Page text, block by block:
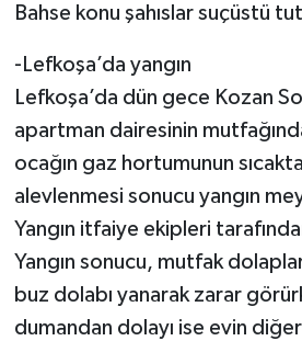
Bahse konu şahıslar suçüstü
-Lefkoşa’da yangın
Lefkoşa’da dün gece Kozan
apartman dairesinin
ocağın gaz hortumunun
alevlenmesi sonucu yangın
Yangın itfaiye ekipleri
Yangın sonucu, mutfak
buz dolabı yanarak zarar
dumandan dolayı ise evin